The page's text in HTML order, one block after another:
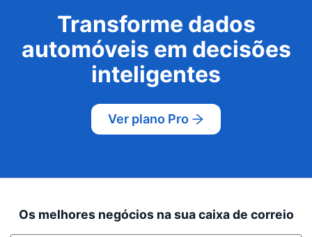
Transforme dados
automóveis em decisões
inteligentes
Ver plano Pro
Os melhores negócios na sua caixa de correio